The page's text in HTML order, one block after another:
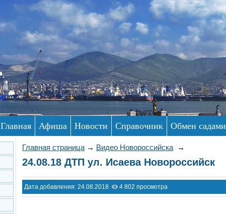
Главная Афиша Новости Справочник Обмен садами
Главная страница → Видео Новороссийска →
24.08.18 ДТП ул. Исаева Новороссийск
Дата добавления: 24.08.2018 4 802 просмотра